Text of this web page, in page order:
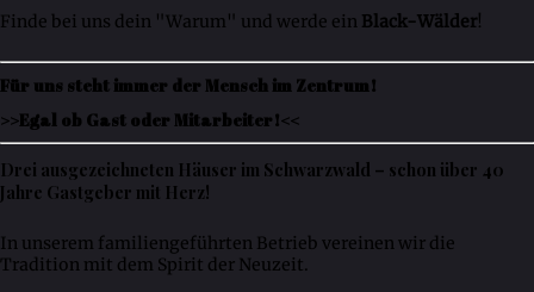
Finde bei uns dein "Warum" und werde ein Black-Wälder!
Für uns steht immer der Mensch im Zentrum!
>>Egal ob Gast oder Mitarbeiter!<<
Drei ausgezeichneten Häuser im Schwarzwald – schon über 40
Jahre Gastgeber mit Herz!
In unserem familiengeführten Betrieb vereinen wir die
Tradition mit dem Spirit der Neuzeit.